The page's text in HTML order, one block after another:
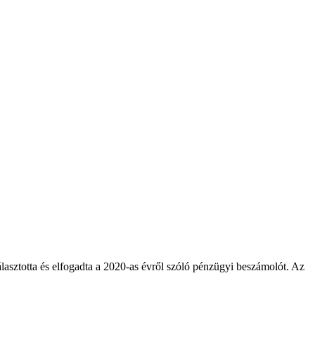
és elfogadta a 2020-as évről szóló pénzügyi beszámolót. Az